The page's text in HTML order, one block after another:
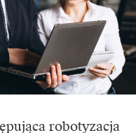
robotyzacja